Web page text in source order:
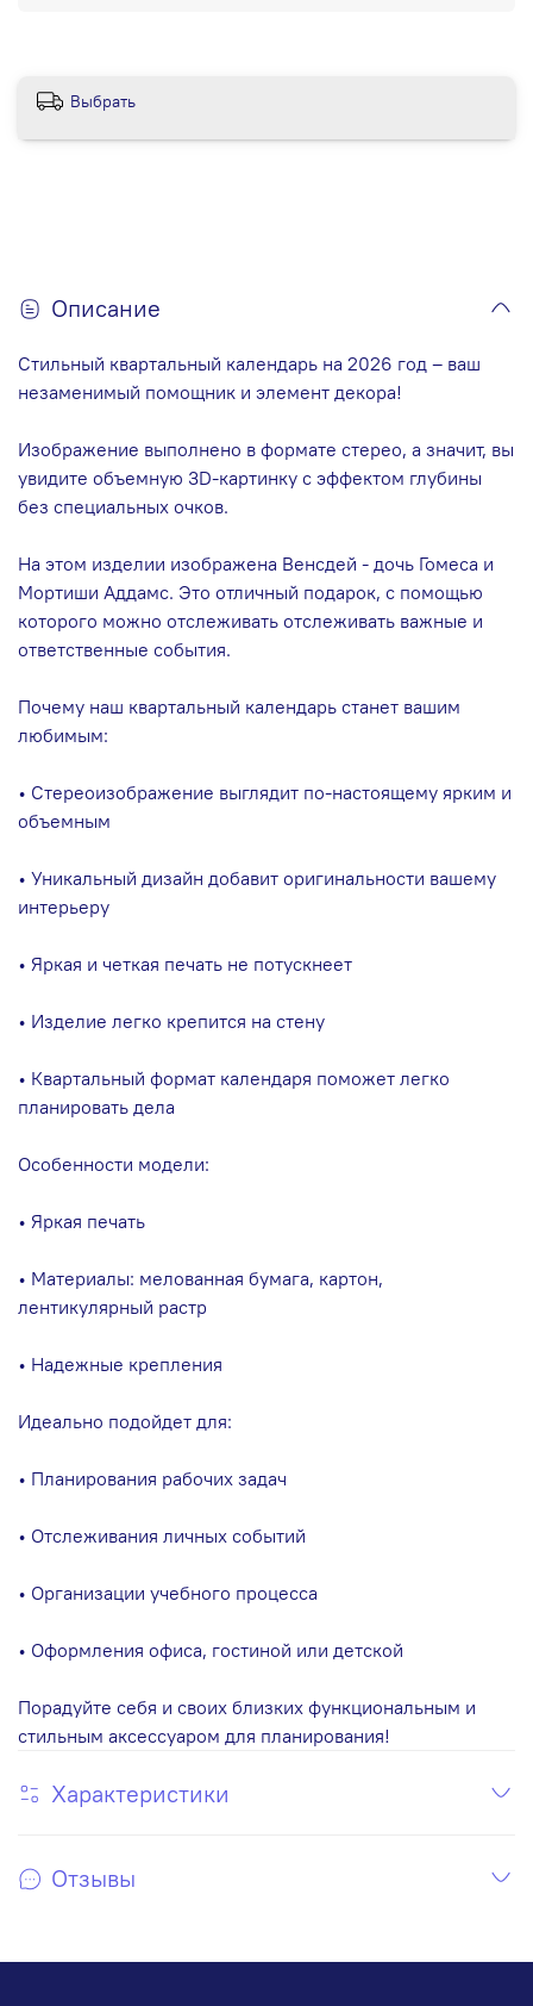
Выбрать
Описание
Стильный квартальный календарь на 2026 год – ваш
незаменимый помощник и элемент декора!
Изображение выполнено в формате стерео, а значит, вы
увидите объемную 3D-картинку с эффектом глубины
без специальных очков.
На этом изделии изображена Венсдей - дочь Гомеса и
Мортиши Аддамс. Это отличный подарок, с помощью
которого можно отслеживать отслеживать важные и
ответственные события.
Почему наш квартальный календарь станет вашим
любимым:
• Стереоизображение выглядит по-настоящему ярким и
объемным
• Уникальный дизайн добавит оригинальности вашему
интерьеру
• Яркая и четкая печать не потускнеет
• Изделие легко крепится на стену
• Квартальный формат календаря поможет легко
планировать дела
Особенности модели:
• Яркая печать
• Материалы: мелованная бумага, картон,
лентикулярный растр
• Надежные крепления
Идеально подойдет для:
• Планирования рабочих задач
• Отслеживания личных событий
• Организации учебного процесса
• Оформления офиса, гостиной или детской
Порадуйте себя и своих близких функциональным и
стильным аксессуаром для планирования!
Характеристики
Отзывы